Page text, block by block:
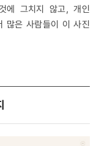
에 그치지 않고, 개인
많은 사람들이 이 사진